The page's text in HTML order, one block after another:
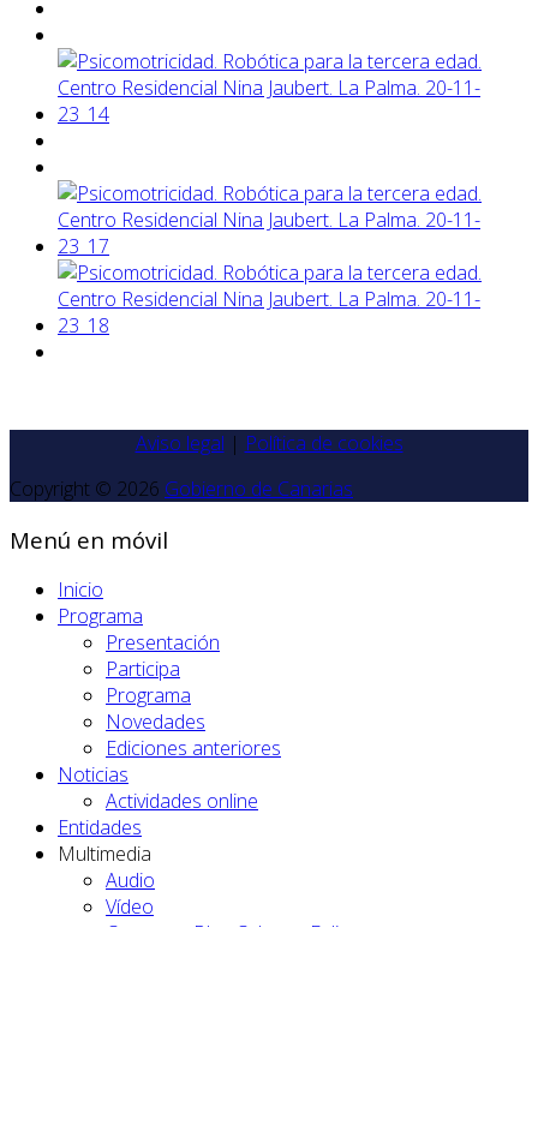
Aviso legal | Política de cookies
Copyright © 2026 Gobierno de Canarias
Menú en móvil
Inicio
Programa
Presentación
Participa
Programa
Novedades
Ediciones anteriores
Noticias
Actividades online
Entidades
Multimedia
Audio
Vídeo
Conoce a Blas Cabrera Felipe